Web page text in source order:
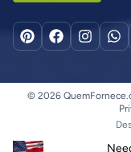
© 2026